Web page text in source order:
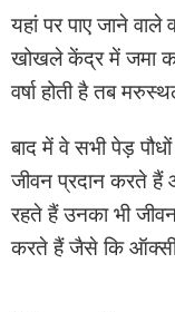
यहां पर पाए जाने
खोखले केंद्र में जमा
वर्षा होती है तब
बाद में वे सभी पेड़
जीवन प्रदान करते हैं
रहते हैं उनका भी
करते हैं जैसे कि